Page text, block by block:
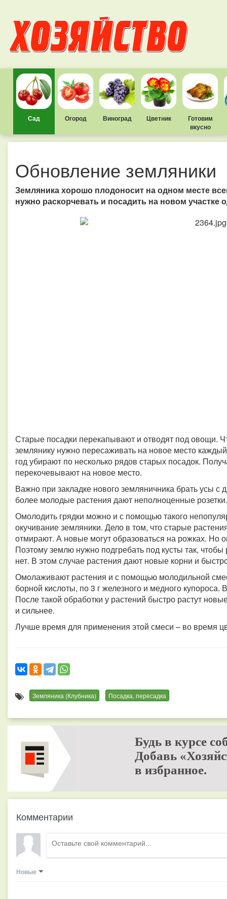
Сад Огород Виноград Цветник
Готовим
вкусно
Обновление земляники
Земляника хорошо плодоносит на одном месте
нужно раскорчевать и посадить на новом участке
Старые посадки перекапывают и отводят под овощи.
землянику нужно пересаживать на новое место
год убирают по несколько рядов старых посадок.
перекочевывают на новое место.
Важно при закладке нового земляничника брать усы с
более молодые растения дают неполноценные
Омолодить грядки можно и с помощью такого
окучивание земляники. Дело в том, что старые
отмирают. А новые могут образоваться на рожках. Но
Поэтому землю нужно подгребать под кусты так,
нет. В этом случае растения дают новые корни и
Омолаживают растения и с помощью молодильной
борной кислоты, по 3 г железного и медного
После такой обработки у растений быстро растут
и сильнее.
Лучше время для применения этой смеси – во время
Земляника (Клубника) Посадка, пересадка
Будь в курсе
Добавь
в избранное.
Комментарии
Новые